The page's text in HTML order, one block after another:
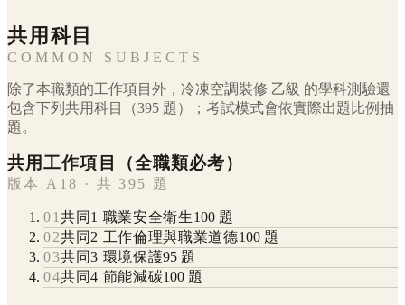
共用科目
COMMON SUBJECTS
除了本職類的工作項目外， 冷凍空調裝修 乙級 的學科測驗還
包含下列共用科目（395 題）；考試模式會依實際出題比例抽
題。
共用工作項目（全職類必考）
版本 A18 · 共 395 題
01共同1 職業安全衛生100題
02共同2 工作倫理與職業道德100題
03共同3 環境保護95 題
04共同4 節能減碳100 題